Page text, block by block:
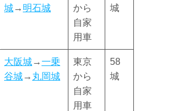
城→ 明石城
から
自家
用車
城
大阪城→一乗
谷城→ 丸岡城
東京
から
自家
用車
58
城